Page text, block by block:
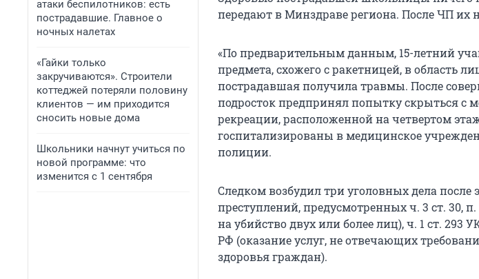
атаки беспилотников: есть
пострадавшие. Главное о
ночных налетах
«Гайки только
закручиваются». Строители
коттеджей потеряли половину
клиентов — им приходится
сносить новые дома
Школьники начнут учиться по
новой программе: что
изменится с 1 сентября
передают в Минздраве региона. После ЧП их
«По предварительным данным, 15-летний
предмета, схожего с ракетницей, в область
пострадавшая получила травмы. После
подросток предпринял попытку скрыться с
рекреации, расположенной на четвертом
госпитализированы в медицинское
полиции.
Следком возбудил три уголовных дела после
преступлений, предусмотренных ч. 3 ст. 30,
на убийство двух или более лиц), ч. 1 ст. 293
РФ (оказание услуг, не отвечающих
здоровья граждан).